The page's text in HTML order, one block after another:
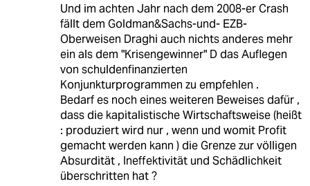
Und im achten Jahr nach dem 2008-er Crash
fällt dem Goldman&Sachs-und- EZB-
Oberweisen Draghi auch nichts anderes mehr
ein als dem "Krisengewinner" D das Auflegen
von schuldenfinanzierten
Konjunkturprogrammen zu empfehlen .
Bedarf es noch eines weiteren Beweises dafür ,
dass die kapitalistische Wirtschaftsweise (heißt
: produziert wird nur , wenn und womit Profit
gemacht werden kann ) die Grenze zur völligen
Absurdität , Ineffektivität und Schädlichkeit
überschritten hat ?